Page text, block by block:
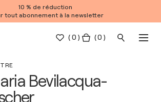
10 % de réduction
tout abonnement à la newsletter
(0 ) ( 0 )
Bevilacqua-